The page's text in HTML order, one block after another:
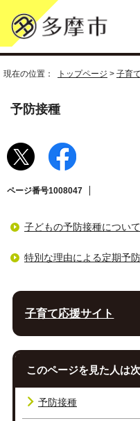
現在の位置： トップページ > 子育
予防接種
ページ番号1008047
子どもの予防接種について
特別な理由による定期予
子育て応援サイト
このページを見た人は
予防接種